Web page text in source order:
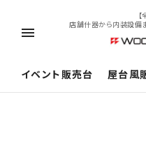
店舗什器から内装設備
イベント販売台 屋台風